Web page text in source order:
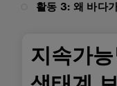
활동 3: 왜 바다
지속가